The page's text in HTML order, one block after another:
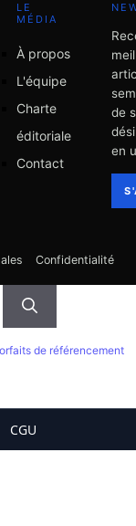
LE
MÉDIA
À propos
L'équipe
Charte
éditoriale
Contact
de
en
Confidentialité
de référencement
CGU